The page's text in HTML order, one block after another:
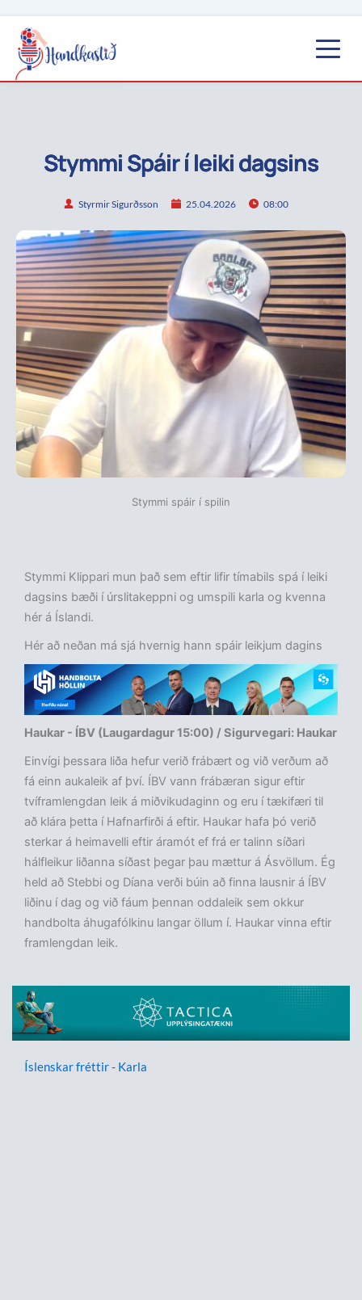
Stymmi Spáir í leiki dagsins
Styrmir Sigurðsson 25.04.2026 08:00
Stymmi spáir í spilin
Stymmi Klippari mun það sem eftir lifir tímabils spá í leiki
dagsins bæði í úrslitakeppni og umspili karla og kvenna
hér á Íslandi.
Hér að neðan má sjá hvernig hann spáir leikjum dagins
Haukar - ÍBV (Laugardagur 15:00) / Sigurvegari: Haukar
Einvígi þessara liða hefur verið frábært og við verðum að
fá einn aukaleik af því. ÍBV vann frábæran sigur eftir
tvíframlengdan leik á miðvikudaginn og eru í tækifæri til
að klára þetta í Hafnarfirði á eftir. Haukar hafa þó verið
sterkar á heimavelli eftir áramót ef frá er talinn síðari
hálfleikur liðanna síðast þegar þau mættur á Ásvöllum. Ég
held að Stebbi og Díana verði búin að finna lausnir á ÍBV
liðinu í dag og við fáum þennan oddaleik sem okkur
handbolta áhugafólkinu langar öllum í. Haukar vinna eftir
framlengdan leik.
Íslenskar fréttir - Karla